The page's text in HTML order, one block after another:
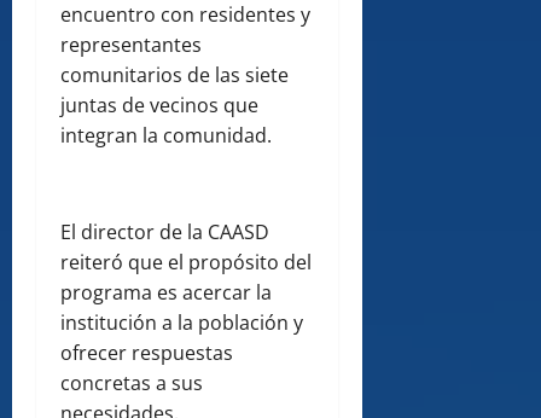
encuentro con residentes y
representantes
comunitarios de las siete
juntas de vecinos que
integran la comunidad.
El director de la CAASD
reiteró que el propósito del
programa es acercar la
institución a la población y
ofrecer respuestas
concretas a sus